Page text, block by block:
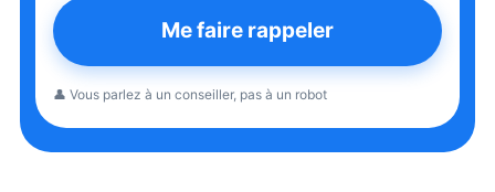
Me faire rappeler
👤 Vous parlez à un conseiller, pas à un robot